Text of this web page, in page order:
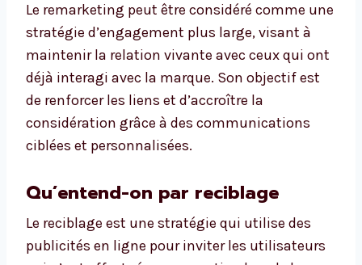
Le remarketing peut être considéré comme une
stratégie d’engagement plus large, visant à
maintenir la relation vivante avec ceux qui ont
déjà interagi avec la marque. Son objectif est
de renforcer les liens et d’accroître la
considération grâce à des communications
ciblées et personnalisées.
Qu’entend-on par reciblage
Le reciblage est une stratégie qui utilise des
publicités en ligne pour inviter les utilisateurs